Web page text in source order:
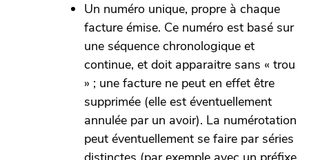
Un numéro unique, propre à chaque
facture émise. Ce numéro est basé sur
une séquence chronologique et
continue, et doit apparaitre sans « trou
» ; une facture ne peut en effet être
supprimée (elle est éventuellement
annulée par un avoir). La numérotation
peut éventuellement se faire par séries